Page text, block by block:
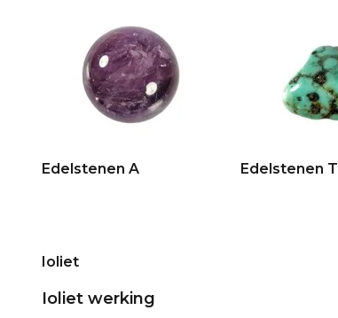
Edelstenen A Edelstenen T
Ioliet
Ioliet werking